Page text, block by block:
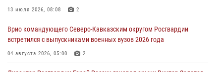
Росгвардейцы обеспечили безопасность «Поезда Победы» в
08 августа 2026, 07:00
В Москве росгвардейцы оказали помощь медикам и девушке с
13 июля 2026, 08:08 2
Врио командующего Северо-Кавказским округом Росгвардии
встретился с выпускниками военных вузов 2026 года
04 августа 2026, 05:00 2